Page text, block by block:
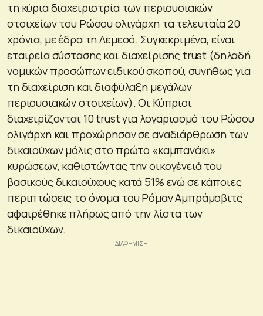
τη κύρια διαχειριστρία των περιουσιακών
στοιχείων του Ρώσου ολιγάρχη τα τελευταία 20
χρόνια, με έδρα τη Λεμεσό. Συγκεκριμένα, είναι
εταιρεία σύστασης και διαχείρισης trust (δηλαδή
νομικών προσώπων ειδικού σκοπού, συνήθως για
τη διαχείριση και διαφύλαξη μεγάλων
περιουσιακών στοιχείων). Οι Κύπριοι
διαχειρίζονται 10 trust για λογαριασμό του Ρώσου
ολιγάρχη και προχώρησαν σε αναδιάρθρωση των
δικαιούχων μόλις στο πρώτο «καμπανάκι»
κυρώσεων, καθιστώντας την οικογένειά του
βασικούς δικαιούχους κατά 51% ενώ σε κάποιες
περιπτώσεις το όνομα του Ρόμαν Αμπράμοβιτς
αφαιρέθηκε πλήρως από την λίστα των
δικαιούχων.